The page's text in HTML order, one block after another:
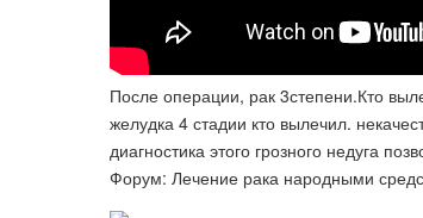
После операции, рак 3степени.Кто
желудка 4 стадии кто вылечил.
диагностика этого грозного недуга
Форум: Лечение рака народными